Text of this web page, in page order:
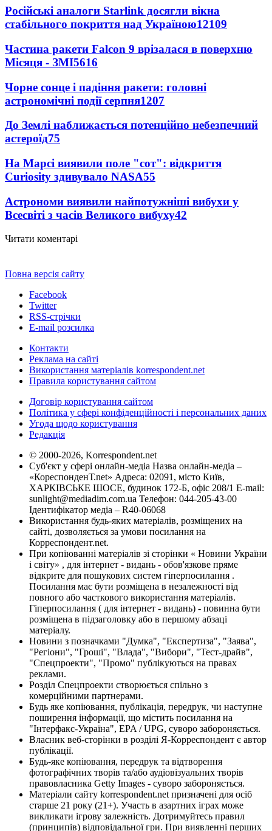
Російські аналоги Starlink досягли вікна
стабільного покриття над Україною12109
Частина ракети Falcon 9 врізалася в поверхню
Місяця - ЗМІ5616
Чорне сонце і падіння ракети: головні
астрономічні події серпня1207
До Землі наближається потенційно небезпечний
астероїд75
На Марсі виявили поле "сот": відкриття
Curiosity здивувало NASA55
Астрономи виявили найпотужніші вибухи у
Всесвіті з часів Великого вибуху42
Читати коментарі
Повна версія сайту
Facebook
Twitter
RSS-стрічки
E-mail розсилка
Контакти
Реклама на сайті
Використання матеріалів korrespondent.net
Правила користування сайтом
Договір користування сайтом
Політика у сфері конфіденційності і персональних даних
Угода щодо користування
Редакція
© 2000-2026, Korrespondent.net
Суб'єкт у сфері онлайн-медіа Назва онлайн-медіа –
«КореспонденТ.net» Адреса: 02091, місто Київ,
ХАРКІВСЬКЕ ШОСЕ, будинок 172-Б, офіс 208/1 E-mail:
sunlight@mediadim.com.ua Телефон: 044-205-43-00
Ідентифікатор медіа – R40-06068
Використання будь-яких матеріалів, розміщених на
сайті, дозволяється за умови посилання на
Корреспондент.net.
При копіюванні матеріалів зі сторінки « Новини України
і світу» , для інтернет - видань - обов'язкове пряме
відкрите для пошукових систем гіперпосилання .
Посилання має бути розміщена в незалежності від
повного або часткового використання матеріалів.
Гіперпосилання ( для інтернет - видань) - повинна бути
розміщена в підзаголовку або в першому абзаці
матеріалу.
Новини з позначками "Думка", "Експертиза", "Заява",
"Регіони", "Гроші", "Влада", "Вибори", "Тест-драйв",
"Спецпроекти", "Промо" публікуються на правах
реклами.
Розділ Спецпроекти створюється спільно з
комерційними партнерами.
Будь яке копіювання, публікація, передрук, чи наступне
поширення інформації, що містить посилання на
"Інтерфакс-Україна", EPA / UPG, суворо забороняється.
Власник веб-сторінки в розділі Я-Корреспондент є автор
публікації.
Будь-яке копіювання, передрук та відтворення
фотографічних творів та/або аудіовізуальних творів
правовласника Getty Images - суворо забороняється.
Матеріали сайту korrespondent.net призначені для осіб
старше 21 року (21+). Участь в азартних іграх може
викликати ігрову залежність. Дотримуйтесь правил
(принципів) відповідальної гри. При виявленні перших